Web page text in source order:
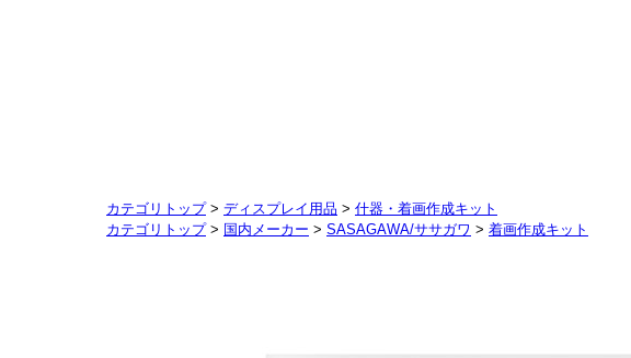
カテゴリトップ> ディスプレイ用品 > 什器・着画作成キット
カテゴリトップ> 国内メーカー > SASAGAWA/ササガワ > 着画作成キット